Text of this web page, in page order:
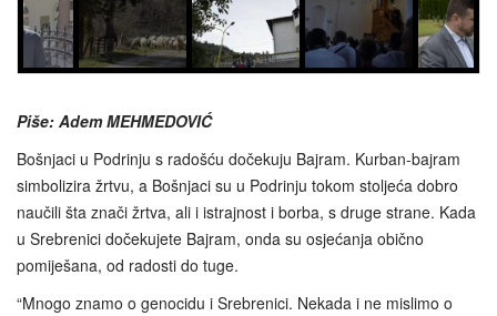
Piše: Adem MEHMEDOVIĆ
Bošnjaci u Podrinju s radošću dočekuju Bajram. Kurban-bajram
simbolizira žrtvu, a Bošnjaci su u Podrinju tokom stoljeća dobro
naučili šta znači žrtva, ali i istrajnost i borba, s druge strane. Kada
u Srebrenici dočekujete Bajram, onda su osjećanja obično
pomiješana, od radosti do tuge.
“Mnogo znamo o genocidu i Srebrenici. Nekada i ne mislimo o